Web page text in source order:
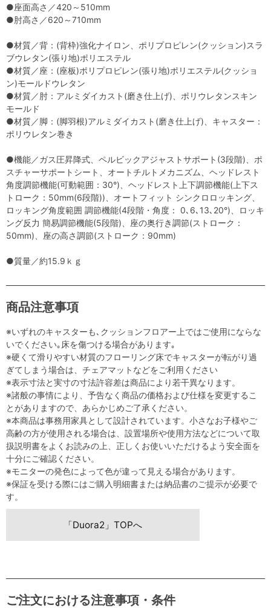
●座面高さ／420～510mm
●肘高さ／620～710mm
●材質／背：(背枠)強化ナイロン、ポリプロピレン(クッション)スラ
ブウレタン(張り地)ポリエステル
●材質／座：(座板)ポリプロピレン(張り地)ポリエステル(クッショ
ン)モールドウレタン
●材質／肘：アルミダイカスト(磨き仕上げ)、ポリウレタンスキン
モールド
●材質／脚：(脚羽根)アルミダイカスト(磨き仕上げ)、キャスター：
ポリウレタン巻き
●機能／ガス圧昇降式、ペルビックアジャストサポート(3段階)、ポ
スチャーサポートシート、オートチルトメカニズム、ヘッドレスト
角度調節機能(可動範囲：30°)、ヘッドレスト上下調節機能(上下ス
トローク：50mm(6段階))、オートフィット シンクロロッキング、
ロッキング角度範囲 調節機能(4段階・角度： 0､6､13､20°)、ロッキ
ング反力 簡易調節機能(5段階)、座の奥行き調節(ストローク：
50mm)、座の高さ調節(ストローク：90mm)
●質量／約15.9ｋｇ
商品注意事項
※いずれのキャスターも､クッションフロアー上ではご使用にならな
いでください｡床を傷つける場合があります｡
※硬くて滑りやすい材質のフローリング床でキャスターが転がり過
ぎてしまう場合は、チェアマットなどをご利用ください
※表示寸法と実寸の寸法許容差は商品により若干異なります。
※諸般の事情により、予告なく商品の価格および仕様を変更するこ
とがありますので、あらかじめご了承ください。
※本商品は事務用家具として設計されています。小さなお子様やご
高齢の方が使用される場合は、設置場所や使用方法などについて取
扱説明書をよくお読みの上、正しくお使いいただけるよう安全面を
十分にご確認ください。
※モニターの発色によって色が違って見える場合があります。
※保証を受ける際にはご購入明細書または納品書のご提示が必要で
す。
「Duora2」TOPへ
ご注文における注意事項・条件